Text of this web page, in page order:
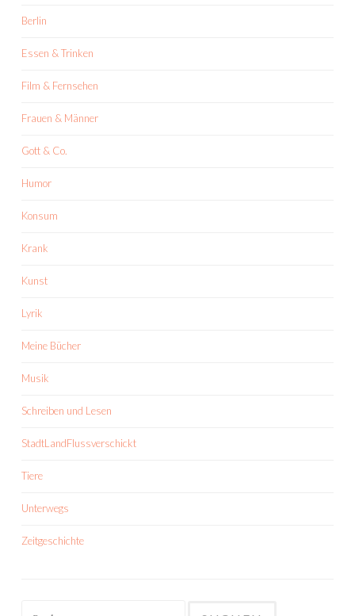
Berlin
Essen & Trinken
Film & Fernsehen
Frauen & Männer
Gott & Co.
Humor
Konsum
Krank
Kunst
Lyrik
Meine Bücher
Musik
Schreiben und Lesen
StadtLandFlussverschickt
Tiere
Unterwegs
Zeitgeschichte